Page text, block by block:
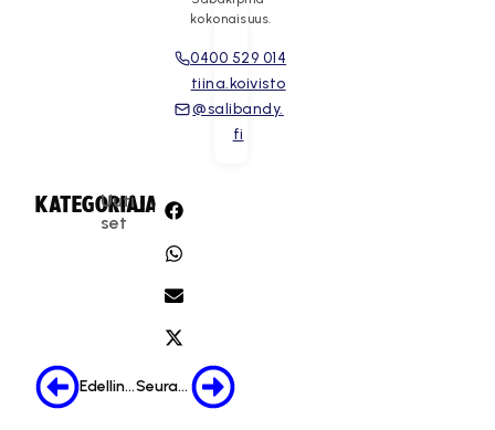
kokonaisuus.
0400 529 014
tiina.koivisto
@salibandy.
fi
KATEGORIA:
Uuti
set
JAA:
Edellinen Seuraava